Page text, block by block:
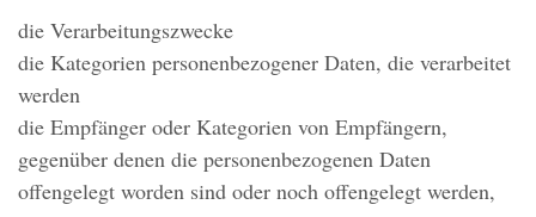
die Verarbeitungszwecke
die Kategorien personenbezogener Daten, die verarbeitet
werden
die Empfänger oder Kategorien von Empfängern,
gegenüber denen die personenbezogenen Daten
offengelegt worden sind oder noch offengelegt werden,